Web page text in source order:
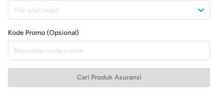
Pilih plat mobil
Kode Promo (Opsional)
Cari Produk Asuransi